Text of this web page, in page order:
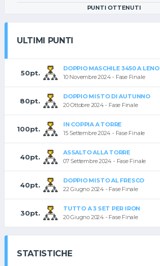
PUNTI OTTENUTI
ULTIMI PUNTI
50pt.
DOPPIO MASCHILE 3450 A LENO
10 Novembre 2024 - Fase Finale
80pt.
DOPPIO MISTO DI AUTUNNO
20 Ottobre 2024 - Fase Finale
100pt.
IN COPPIA A TORRE
15 Settembre 2024 - Fase Finale
40pt.
ASSALTO ALLA TORRE
07 Settembre 2024 - Fase Finale
40pt.
DOPPIO MISTO AL FRESCO
22 Giugno 2024 - Fase Finale
30pt.
TUTTO A 3 SET PER IRON
20 Giugno 2024 - Fase Finale
STATISTICHE